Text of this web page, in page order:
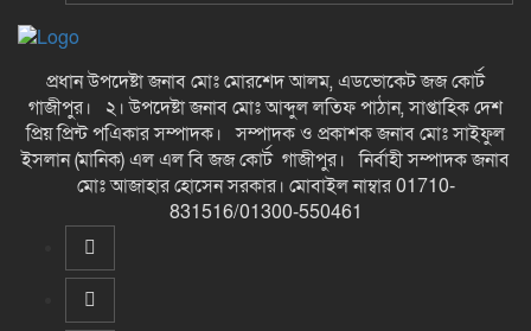
প্রধান উপদেষ্টা জনাব মোঃ মোরশেদ আলম, এডভোকেট জজ কোর্ট
গাজীপুর। ২। উপদেষ্টা জনাব মোঃ আব্দুল লতিফ পাঠান, সাপ্তাহিক দেশ
প্রিয় প্রিন্ট পএিকার সম্পাদক। সম্পাদক ও প্রকাশক জনাব মোঃ সাইফুল
ইসলান (মানিক) এল এল বি জজ কোর্ট গাজীপুর। নির্বাহী সম্পাদক জনাব
মোঃ আজাহার হোসেন সরকার। মোবাইল নাম্বার 01710-
831516/01300-550461